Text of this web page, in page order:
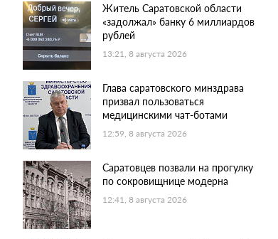
Житель Саратовской области
«задолжал» банку 6 миллиардов
рублей
13:21, 8 августа 2026
Глава саратовского минздрава
призвал пользоваться
медицинскими чат-ботами
12:59, 8 августа 2026
Саратовцев позвали на прогулку
по сокровищнице модерна
12:41, 8 августа 2026